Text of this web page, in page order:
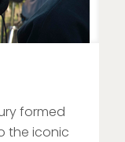
formed
the iconic